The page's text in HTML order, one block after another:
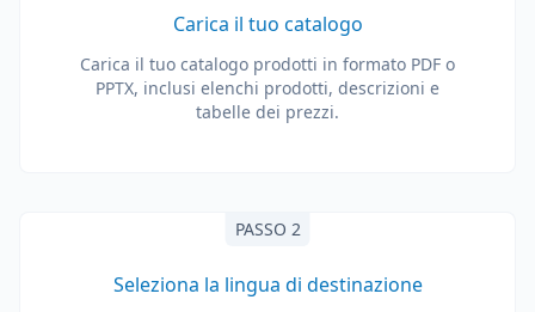
Carica il tuo catalogo
Carica il tuo catalogo prodotti in formato PDF o
PPTX, inclusi elenchi prodotti, descrizioni e
tabelle dei prezzi.
PASSO 2
Seleziona la lingua di destinazione